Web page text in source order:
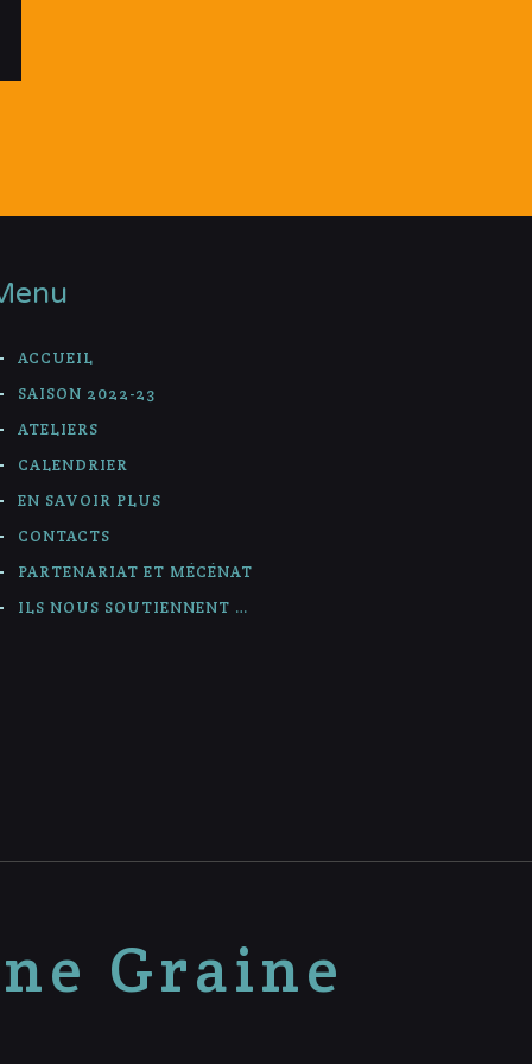
ACCUEIL
SAISON 2022-23
ATELIERS
CALENDRIER
EN SAVOIR PLUS
CONTACTS
PARTENARIAT ET MÉCÉNAT
ILS NOUS SOUTIENNENT …
Graine